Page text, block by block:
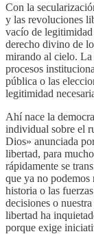
Con la
y las revoluciones
vacío de
derecho divino de
mirando al cielo. La
procesos
pública o las
legitimidad
Ahí nace la
individual sobre el
Dios» anunciada
libertad, para
rápidamente se
que ya no podemos
historia o las
decisiones o
libertad ha
porque exige